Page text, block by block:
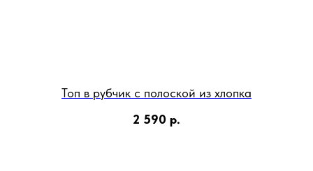
Топ в рубчик с полоской из хлопка
2 590 р.